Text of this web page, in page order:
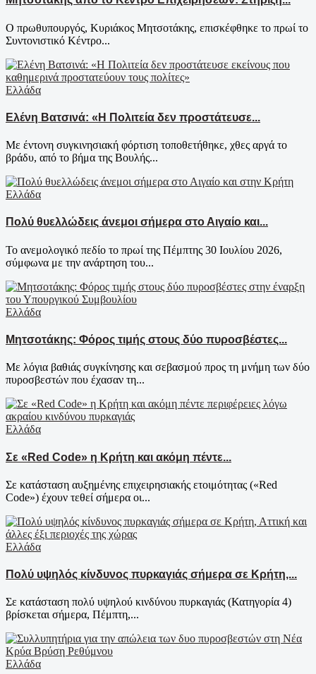
Ο πρωθυπουργός, Κυριάκος Μητσοτάκης, επισκέφθηκε το πρωί το
Συντονιστικό Κέντρο...
Ελλάδα
Ελένη Βατσινά: «Η Πολιτεία δεν προστάτευσε...
Με έντονη συγκινησιακή φόρτιση τοποθετήθηκε, χθες αργά το
βράδυ, από το βήμα της Βουλής...
Ελλάδα
Πολύ θυελλώδεις άνεμοι σήμερα στο Αιγαίο και...
Το ανεμολογικό πεδίο το πρωί της Πέμπτης 30 Ιουλίου 2026,
σύμφωνα με την ανάρτηση του...
Ελλάδα
Μητσοτάκης: Φόρος τιμής στους δύο πυροσβέστες...
Με λόγια βαθιάς συγκίνησης και σεβασμού προς τη μνήμη των δύο
πυροσβεστών που έχασαν τη...
Ελλάδα
Σε «Red Code» η Κρήτη και ακόμη πέντε...
Σε κατάσταση αυξημένης επιχειρησιακής ετοιμότητας («Red
Code») έχουν τεθεί σήμερα οι...
Ελλάδα
Πολύ υψηλός κίνδυνος πυρκαγιάς σήμερα σε Κρήτη,...
Σε κατάσταση πολύ υψηλού κινδύνου πυρκαγιάς (Κατηγορία 4)
βρίσκεται σήμερα, Πέμπτη,...
Ελλάδα